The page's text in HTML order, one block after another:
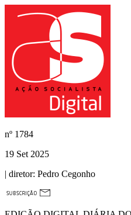
nº 1784
19 Set 2025
| diretor: Pedro Cegonho